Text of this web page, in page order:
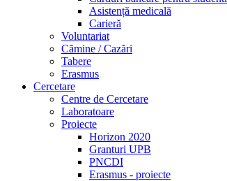
Asistență medicală
Carieră
Voluntariat
Cămine / Cazări
Tabere
Erasmus
Cercetare
Centre de Cercetare
Laboratoare
Proiecte
Horizon 2020
Granturi UPB
PNCDI
Erasmus - proiecte